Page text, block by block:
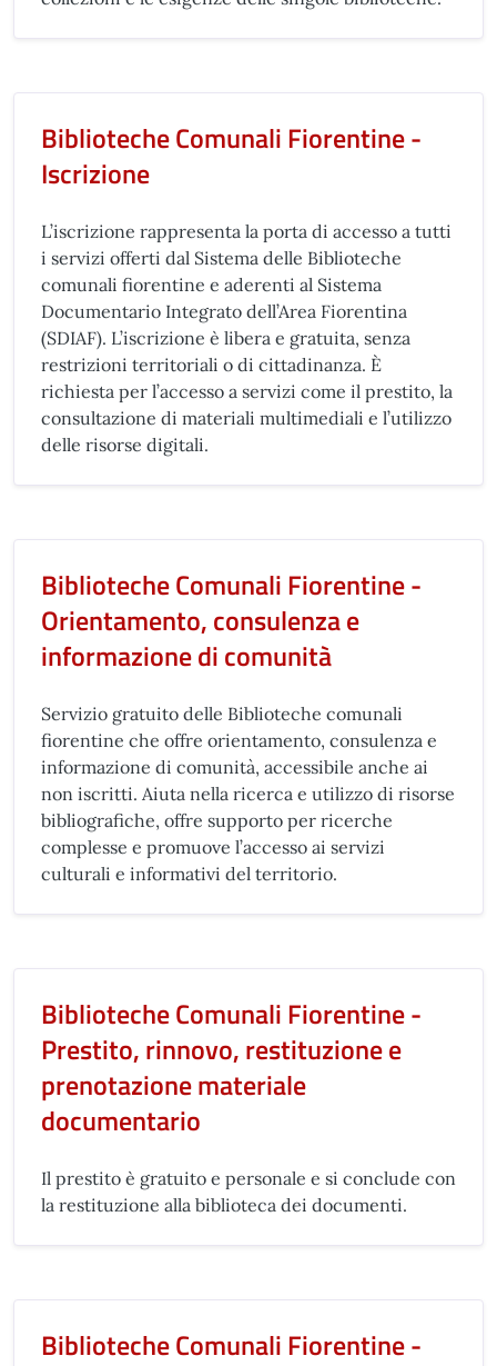
Biblioteche Comunali Fiorentine -
Iscrizione
L’iscrizione rappresenta la porta di accesso a tutti
i servizi offerti dal Sistema delle Biblioteche
comunali fiorentine e aderenti al Sistema
Documentario Integrato dell’Area Fiorentina
(SDIAF). L’iscrizione è libera e gratuita, senza
restrizioni territoriali o di cittadinanza. È
richiesta per l’accesso a servizi come il prestito, la
consultazione di materiali multimediali e l’utilizzo
delle risorse digitali.
Biblioteche Comunali Fiorentine -
Orientamento, consulenza e
informazione di comunità
Servizio gratuito delle Biblioteche comunali
fiorentine che offre orientamento, consulenza e
informazione di comunità, accessibile anche ai
non iscritti. Aiuta nella ricerca e utilizzo di risorse
bibliografiche, offre supporto per ricerche
complesse e promuove l’accesso ai servizi
culturali e informativi del territorio.
Biblioteche Comunali Fiorentine -
Prestito, rinnovo, restituzione e
prenotazione materiale
documentario
Il prestito è gratuito e personale e si conclude con
la restituzione alla biblioteca dei documenti.
Biblioteche Comunali Fiorentine -